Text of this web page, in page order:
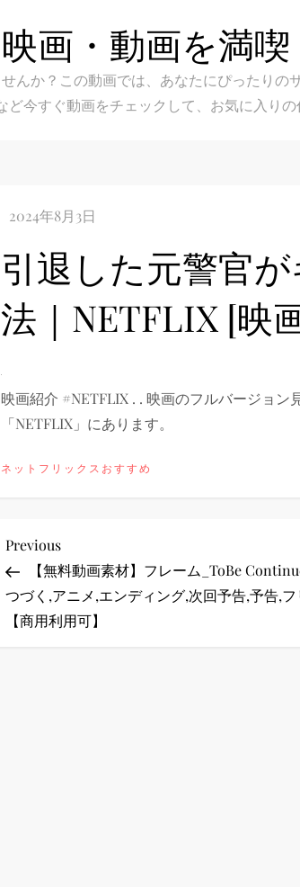
画・動画を満
か？この動画では、あなたにぴったりの
ど今すぐ動画をチェックして、お気に入りの
引退した元警官
法｜NETFLIX [映
映画紹介 #NETFLIX . . 映画のフルバージョ
「NETFLIX」にあります。
ネットフリックスおすすめ
投
稿
ナ
Previous
Post
Previous
【無料動画素材】フレーム_ToBe
つづく,アニメ,エンディング,次回予告,予告,
【商用利用可】
ディズニープラス）
ィズニープラス）
】韓国至上の《最凶の悪》が登場する韓国映画。
ィズニープラス）